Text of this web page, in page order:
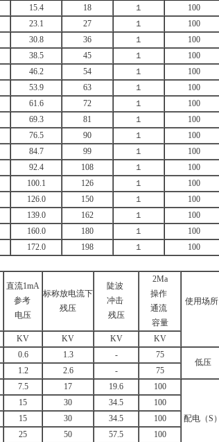
15.4 18 １
100
23.1 27 １
100
30.8 36 １
100
38.5 45 １
100
46.2 54 １
100
53.9 63 １
100
61.6 72 １
100
69.3 81 １
100
76.5 90 １
100
84.7 99 １
100
92.4 108 １
100
100.1 126 １
100
126.0 150 １
100
139.0 162 １
100
160.0 180 １
100
172.0 198 １
100
直流1mA
参考
电压
标称放电流下
残压
陡波
冲击
残压
2Ma
操作
通流
容量
使用场所
KV KV KV
KV
0.6 1.3 - 75
低压
1.2 2.6 -
75
7.5 17 19.6 100
配电（S）
15 30 34.5
100
15 30 34.5
100
25 50 57.5
100